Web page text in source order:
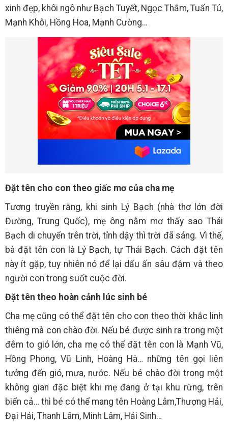
xinh đẹp, khôi ngô như Bạch Tuyết, Ngọc Thắm, Tuấn Tú,
Mạnh Khôi, Hồng Hoa, Mạnh Cường…
Đặt tên cho con theo giấc mơ của cha mẹ
Tương truyền rằng, khi sinh Lý Bạch (nhà thơ lớn đời
Đường, Trung Quốc), mẹ ông nằm mơ thấy sao Thái
Bạch di chuyển trên trời, tỉnh dậy thì trời đã sáng. Vì thế,
bà đặt tên con là Lý Bạch, tự Thái Bạch. Cách đặt tên
này ít gặp, tuy nhiên nó để lại dấu ấn sâu đậm và theo
người con trong suốt cuộc đời.
Đặt tên theo hoàn cảnh lúc sinh bé
Cha mẹ cũng có thể đặt tên cho con theo thời khắc linh
thiêng mà con chào đời. Nếu bé được sinh ra trong một
đêm to gió lớn, cha mẹ có thể đặt tên con là Mạnh Vũ,
Hồng Phong, Vũ Linh, Hoàng Hà… những tên gọi liên
tưởng đến gió, mưa, nước. Nếu bé chào đời trong một
không gian đặc biệt khi mẹ đang ở tại khu rừng, trên
biển cả… thì bé có thể mang tên Hoàng Lâm,Thượng Hải,
Đại Hải, Thanh Lâm, Minh Lâm, Hải Sinh…